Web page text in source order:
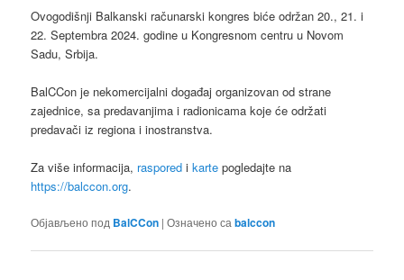
Ovogodišnji Balkanski računarski kongres biće održan 20., 21. i
22. Septembra 2024. godine u Kongresnom centru u Novom
Sadu, Srbija.
BalCCon je nekomercijalni događaj organizovan od strane
zajednice, sa predavanjima i radionicama koje će održati
predavači iz regiona i inostranstva.
Za više informacija, raspored ikarte pogledajte na
https://balccon.org.
Објављено под BalCCon |Означено са balccon